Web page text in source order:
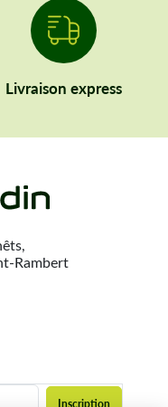
Livraison express
Rambert